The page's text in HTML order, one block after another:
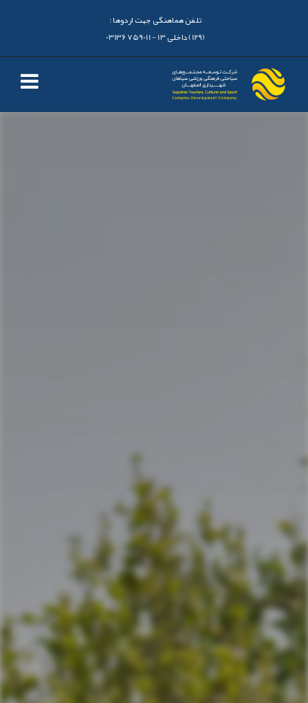
تلفن هماهنگی جهت اردوها :